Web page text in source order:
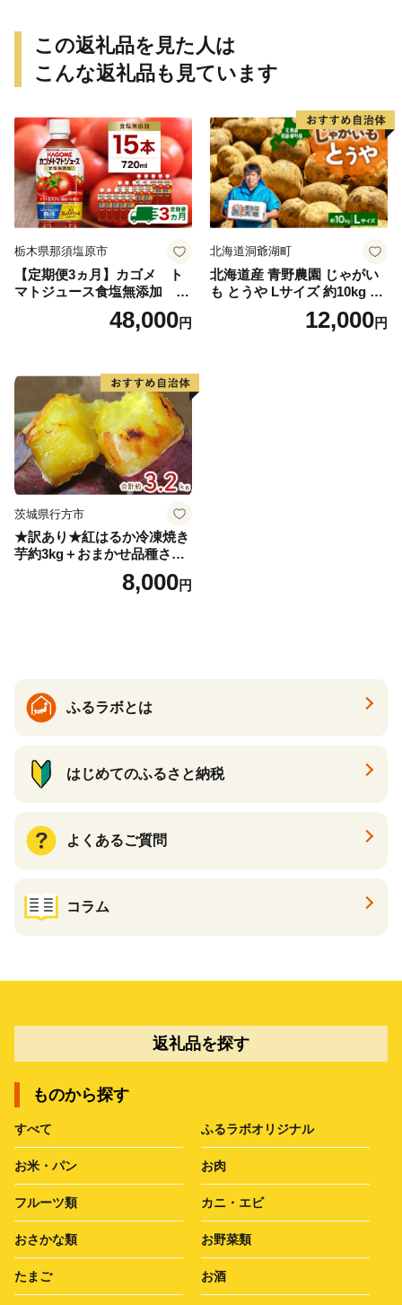
この返礼品を見た人は
こんな返礼品も見ています
栃木県那須塩原市
【定期便3ヵ月】カゴメ ト
マトジュース食塩無添加 72
0ml PET×15本 1ケース 毎月
届く 3ヵ月 3回コース ns001-
48,000円
北海道洞爺湖町
北海道産 青野農園 じゃがい
も とうや Lサイズ 約10kg 20
26年10月初旬～12月下旬頃お
届け 先行予約 北海道 ジャガ
12,000円
茨城県行方市
★訳あり★紅はるか冷凍焼き
芋約3kg＋おまかせ品種さつ
まいも 合計約3.2kg｜さつ
まいも サツマイモ さつま芋
8,000円
ふるラボとは
はじめてのふるさと納税
よくあるご質問
コラム
返礼品を探す
ものから探す
すべて ふるラボオリジナル
お米・パン お肉
フルーツ類 カニ・エビ
おさかな類 お野菜類
たまご お酒